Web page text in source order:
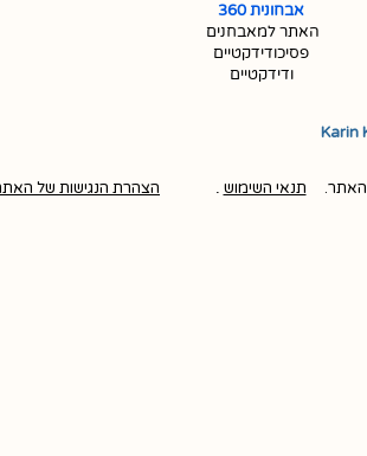
אבחונית 360
האתר למאבחנים
פסיכודידקטיים
ודידקטיים
הצהרת הנגישות של האתר. תנאי השימוש .